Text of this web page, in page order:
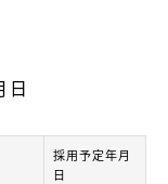
日
採用予定年月
日